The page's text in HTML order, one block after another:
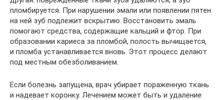
пломбируется. При нарушении эмали или появлении пятен
на ней зуб подлежит вскрытию. Восстановить эмаль
помогают средства, содержащие кальций и фтор. При
образовании кариеса за пломбой, полость вычищается,
и пломба устанавливается вновь. Этот процесс делают
под местным обезболиванием.
Если болезнь запущена, врач убирает пораженную ткань
и надевает коронку. Лечением может быть и удаление